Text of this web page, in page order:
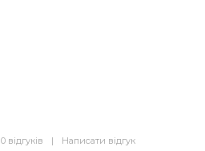
0 відгуків | Написати відгук